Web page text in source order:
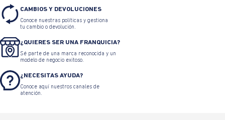
CAMBIOS Y DEVOLUCIONES
Conoce nuestras políticas y gestiona
tu cambio o devolución.
¿QUIERES SER UNA FRANQUICIA?
Sé parte de una marca reconocida y un
modelo de negocio exitoso.
¿NECESITAS AYUDA?
Conoce aquí nuestros canales de
atención.